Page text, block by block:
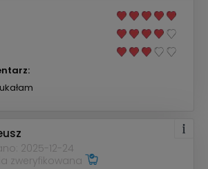
2025-12-24
zweryfikowana